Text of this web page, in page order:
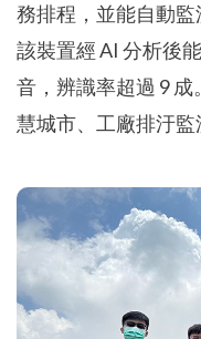
務排程，並能自動監
該裝置經 AI 分析後
音，辨識率超過 9
慧城市、工廠排汙監